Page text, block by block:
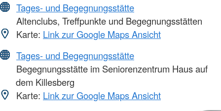
Tages- und Begegnungsstätte
Altenclubs, Treffpunkte und Begegnungsstätten
Karte: Link zur Google Maps Ansicht
Tages- und Begegnungsstätte
Begegnungsstätte im Seniorenzentrum Haus auf
dem Killesberg
Karte: Link zur Google Maps Ansicht